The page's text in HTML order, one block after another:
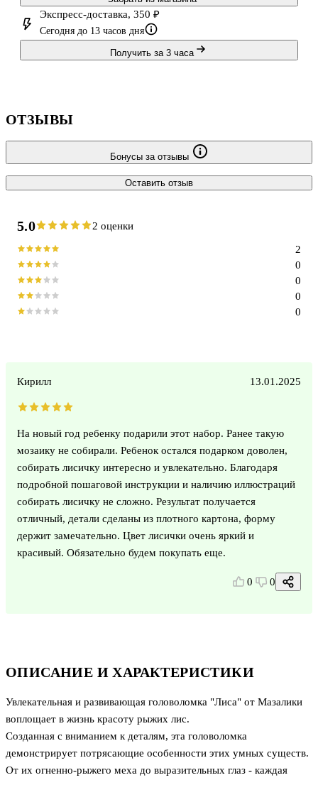
Экспресс-доставка, 350 ₽
Сегодня до 13 часов дня
Получить за 3 часа
ОПИСАНИЕ И ХАРАКТЕРИСТИКИ
Увлекательная и развивающая головоломка "Лиса" от Мазалики
воплощает в жизнь красоту рыжих лис.
Созданная с вниманием к деталям, эта головоломка
демонстрирует потрясающие особенности этих умных существ.
От их огненно-рыжего меха до выразительных глаз - каждая
ОТЗЫВЫ
Бонусы за отзывы
Оставить отзыв
5.0 2 оценки
0
0
0
0
2
Кирилл 13.01.2025
На новый год ребенку подарили этот набор. Ранее такую
мозаику не собирали. Ребенок остался подарком доволен,
собирать лисичку интересно и увлекательно. Благодаря
подробной пошаговой инструкции и наличию иллюстраций
собирать лисичку не сложно. Результат получается
отличный, детали сделаны из плотного картона, форму
держит замечательно. Цвет лисички очень яркий и
красивый. Обязательно будем покупать еще.
0 0